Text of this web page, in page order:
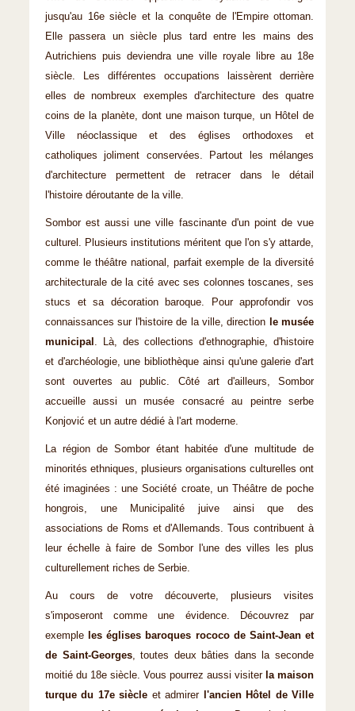
jusqu'au 16e siècle et la conquête de l'Empire ottoman.
Elle passera un siècle plus tard entre les mains des
Autrichiens puis deviendra une ville royale libre au 18e
siècle. Les différentes occupations laissèrent derrière
elles de nombreux exemples d'architecture des quatre
coins de la planète, dont une maison turque, un Hôtel de
Ville néoclassique et des églises orthodoxes et
catholiques joliment conservées. Partout les mélanges
d'architecture permettent de retracer dans le détail
l'histoire déroutante de la ville.
Sombor est aussi une ville fascinante d'un point de vue
culturel. Plusieurs institutions méritent que l'on s'y attarde,
comme le théâtre national, parfait exemple de la diversité
architecturale de la cité avec ses colonnes toscanes, ses
stucs et sa décoration baroque. Pour approfondir vos
connaissances sur l'histoire de la ville, direction
le musée
municipal
. Là, des collections d'ethnographie, d'histoire
et d'archéologie, une bibliothèque ainsi qu'une galerie d'art
sont ouvertes au public. Côté art d'ailleurs, Sombor
accueille aussi un musée consacré au peintre serbe
Konjović et un autre dédié à l'art moderne.
La région de Sombor étant habitée d'une multitude de
minorités ethniques, plusieurs organisations culturelles ont
été imaginées : une Société croate, un Théâtre de poche
hongrois, une Municipalité juive ainsi que des
associations de Roms et d'Allemands. Tous contribuent à
leur échelle à faire de Sombor l'une des villes les plus
culturellement riches de Serbie.
Au cours de votre découverte, plusieurs visites
s'imposeront comme une évidence. Découvrez par
exemple
les églises baroques rococo de Saint-Jean et
de Saint-Georges, toutes deux bâties dans la seconde
moitié du 18e siècle. Vous pourrez aussi visiter la maison
turque du 17e siècle et admirer
l'ancien Hôtel de Ville